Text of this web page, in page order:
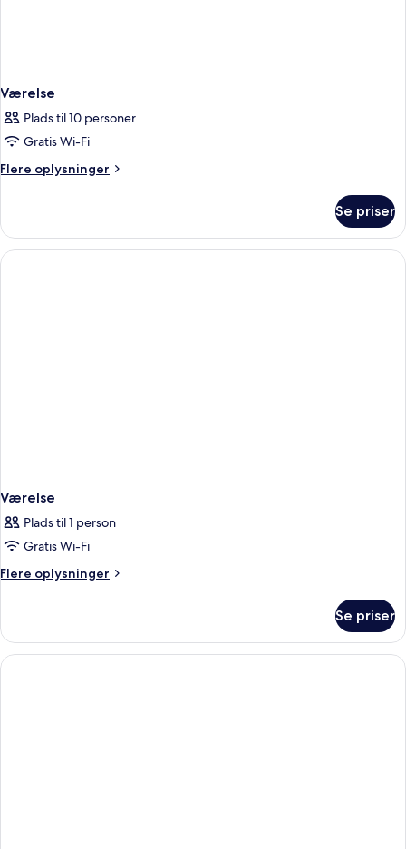
Værelse
Plads til 10 personer
Gratis Wi-Fi
Flere oplysninger
Flere
Se priser
Værelse
Plads til 1 person
Gratis Wi-Fi
Flere oplysninger
Flere
Se priser